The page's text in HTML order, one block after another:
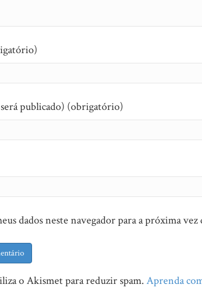
publicado) (obrigatório)
dados neste navegador para a próxima
o Akismet para reduzir spam.Aprenda